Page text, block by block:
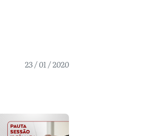
23 / 01 / 2020